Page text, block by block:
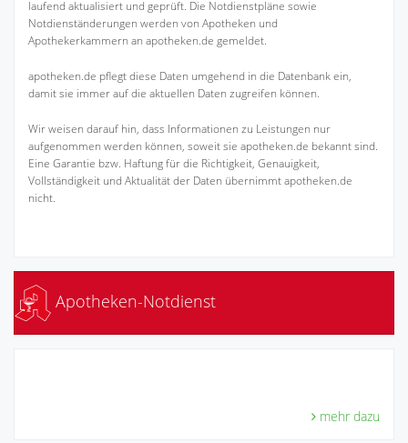
laufend aktualisiert und geprüft. Die Notdienstpläne sowie
Notdienständerungen werden von Apotheken und
Apothekerkammern an apotheken.de gemeldet.
apotheken.de pflegt diese Daten umgehend in die Datenbank ein,
damit sie immer auf die aktuellen Daten zugreifen können.
Wir weisen darauf hin, dass Informationen zu Leistungen nur
aufgenommen werden können, soweit sie apotheken.de bekannt sind.
Eine Garantie bzw. Haftung für die Richtigkeit, Genauigkeit,
Vollständigkeit und Aktualität der Daten übernimmt apotheken.de
nicht.
Apotheken-Notdienst
mehr dazu